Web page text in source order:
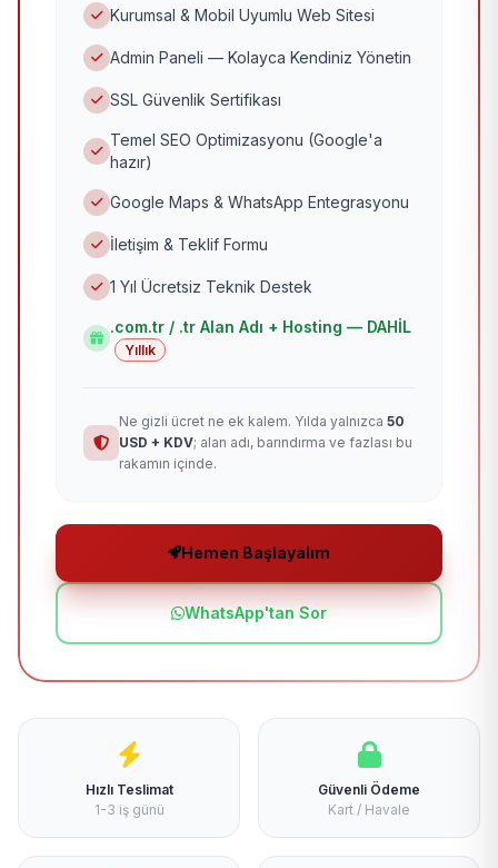
Kurumsal & Mobil Uyumlu Web Sitesi
Admin Paneli — Kolayca Kendiniz Yönetin
SSL Güvenlik Sertifikası
Temel SEO Optimizasyonu (Google'a
hazır)
Google Maps & WhatsApp Entegrasyonu
İletişim & Teklif Formu
1 Yıl Ücretsiz Teknik Destek
.com.tr / .tr Alan Adı + Hosting — DAHİL
Yıllık
Ne gizli ücret ne ek kalem. Yılda yalnızca 50
USD + KDV; alan adı, barındırma ve fazlası bu
rakamın içinde.
Hemen Başlayalım
WhatsApp'tan Sor
Hızlı Teslimat
1-3 iş günü
Güvenli Ödeme
Kart / Havale